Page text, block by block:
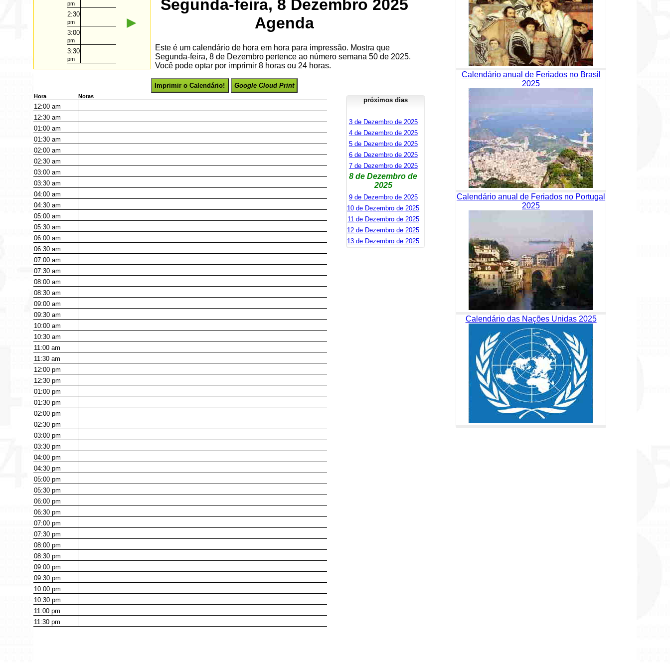
pm
2:30
pm
3:00
pm
3:30
pm
►
Segunda-feira, 8 Dezembro 2025
Agenda
Este é um calendário de hora em hora para impressão. Mostra que
Segunda-feira, 8 de Dezembro pertence ao número semana 50 de 2025.
Você pode optar por imprimir 8 horas ou 24 horas.
Imprimir o Calendário! Google Cloud Print
Hora Notas
12:00am
12:30am
01:00am
01:30am
02:00am
02:30am
03:00am
03:30am
04:00am
04:30am
05:00am
05:30am
06:00am
06:30am
07:00am
07:30am
08:00am
08:30am
09:00am
09:30am
10:00am
10:30am
11:00am
11:30am
12:00pm
12:30pm
01:00pm
01:30pm
02:00pm
02:30pm
03:00pm
03:30pm
04:00pm
04:30pm
05:00pm
05:30pm
06:00pm
06:30pm
07:00pm
07:30pm
08:00pm
08:30pm
09:00pm
09:30pm
10:00pm
10:30pm
11:00pm
11:30pm
próximos dias
3 de Dezembro de 2025
4 de Dezembro de 2025
5 de Dezembro de 2025
6 de Dezembro de 2025
7 de Dezembro de 2025
8 de Dezembro de
2025
9 de Dezembro de 2025
10 de Dezembro de 2025
11 de Dezembro de 2025
12 de Dezembro de 2025
13 de Dezembro de 2025
Calendário anual de Feriados no Brasil
2025
Calendário anual de Feriados no Portugal
2025
Calendário das Nações Unidas 2025